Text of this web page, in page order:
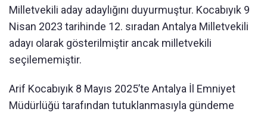
Milletvekili aday adaylığını duyurmuştur. Kocabıyık 9
Nisan 2023 tarihinde 12. sıradan Antalya Milletvekili
adayı olarak gösterilmiştir ancak milletvekili
seçilememiştir.
Arif Kocabıyık 8 Mayıs 2025’te Antalya İl Emniyet
Müdürlüğü tarafından tutuklanmasıyla gündeme